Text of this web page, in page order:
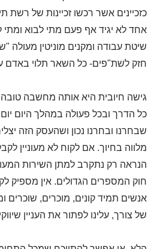
כזכיינים אשר רכשו זכיינות של רשת
אחד לא יגיד אף פעם מתי לבוא ומתי
שיטת עבודה ומקנים מוניטין מעולה
חזק לשת"פים- כל השאר תלוי באדם
גישה חיובית היא אותה מחשבה טובה
כל הדרך ובכל פעולה במהלך היום
שבחרנו ובחרנו נכון ושהעסק הזה
מלווה בחיוך. אם לקוח לא מעוניין
הנראה רק נתקרב למתן השירות
חוק המספרים הגדולים. אין מספיק
אנשים תמיד קונים, מוכרים, שוכרים
של צורך, עלינו לפתור את העניין